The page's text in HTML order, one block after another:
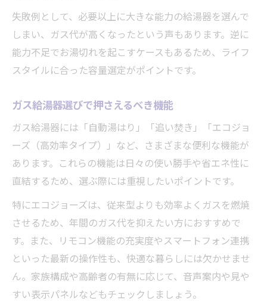
失敗例として、必要以上に大きな能力の給湯器を選んで
しまい、ガス代が高くなったという声もあります。逆に
能力不足でお湯切れを起こすケースもあるため、ライフ
スタイルに合った容量選定がポイントです。
ガス給湯器選びで押さえるべき機能
ガス給湯器には「自動湯はり」「追い焚き」「エコジョ
ーズ（高効率タイプ）」など、さまざまな便利な機能が
あります。これらの機能は日々の使い勝手や省エネ性に
直結するため、選ぶ際には重視したいポイントです。
特にエコジョーズは、従来型よりも効率よくガスを燃焼
させるため、年間のガス代を抑えたい方におすすめで
す。また、リモコン機能の充実度やスマートフォン連携
といった最新の操作性も、快適な暮らしには欠かせませ
ん。家族構成や高齢者の有無に応じて、音声案内や見や
すい表示パネルなどもチェックしましょう。